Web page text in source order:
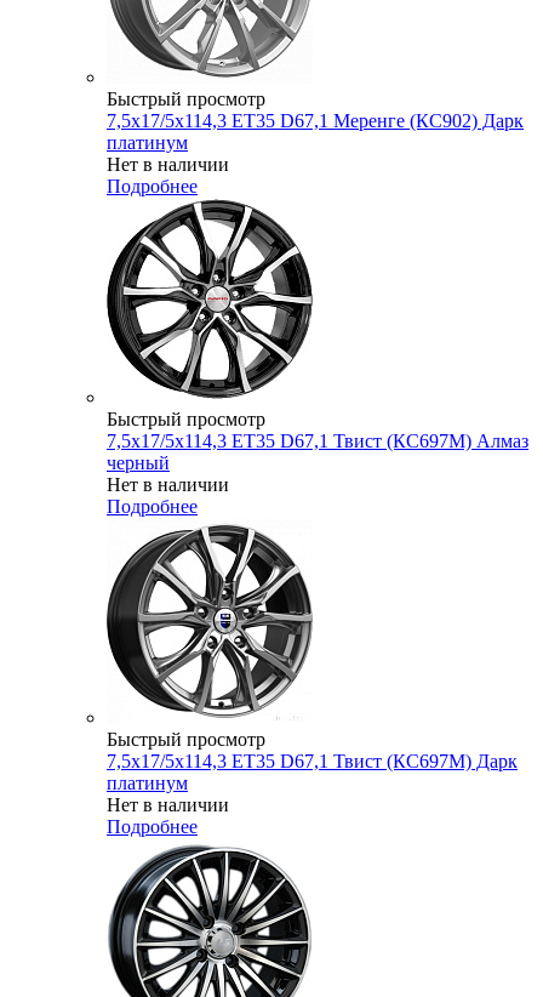
Быстрый просмотр
7,5x17/5x114,3 ET35 D67,1 Меренге (КС902) Дарк
платинум
Нет в наличии
Подробнее
Быстрый просмотр
7,5x17/5x114,3 ET35 D67,1 Твист (КС697М) Алмаз
черный
Нет в наличии
Подробнее
Быстрый просмотр
7,5x17/5x114,3 ET35 D67,1 Твист (КС697М) Дарк
платинум
Нет в наличии
Подробнее